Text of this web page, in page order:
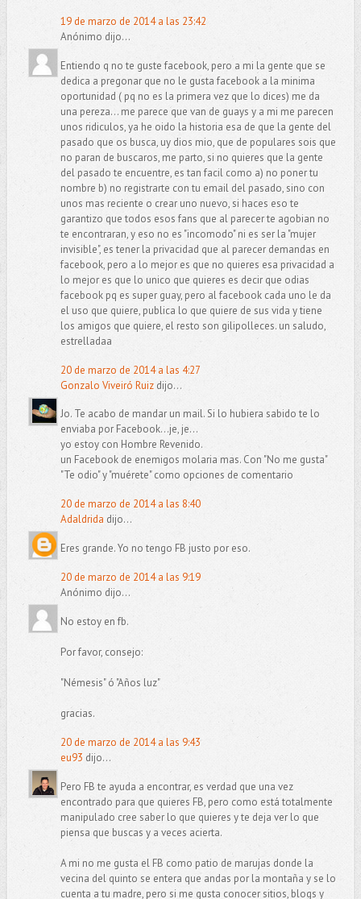
19 de marzo de 2014 a las 23:42
Anónimo dijo...
Entiendo q no te guste facebook, pero a mi la gente que se
dedica a pregonar que no le gusta facebook a la minima
oportunidad ( pq no es la primera vez que lo dices) me da
una pereza... me parece que van de guays y a mi me parecen
unos ridiculos, ya he oido la historia esa de que la gente del
pasado que os busca, uy dios mio, que de populares sois que
no paran de buscaros, me parto, si no quieres que la gente
del pasado te encuentre, es tan facil como a) no poner tu
nombre b) no registrarte con tu email del pasado, sino con
unos mas reciente o crear uno nuevo, si haces eso te
garantizo que todos esos fans que al parecer te agobian no
te encontraran, y eso no es "incomodo" ni es ser la "mujer
invisible", es tener la privacidad que al parecer demandas en
facebook, pero a lo mejor es que no quieres esa privacidad a
lo mejor es que lo unico que quieres es decir que odias
facebook pq es super guay, pero al facebook cada uno le da
el uso que quiere, publica lo que quiere de sus vida y tiene
los amigos que quiere, el resto son gilipolleces. un saludo,
estrelladaa
20 de marzo de 2014 a las 4:27
Gonzalo Viveiró Ruizdijo...
Jo. Te acabo de mandar un mail. Si lo hubiera sabido te lo
enviaba por Facebook...je, je...
yo estoy con Hombre Revenido.
un Facebook de enemigos molaria mas. Con "No me gusta"
"Te odio" y "muérete" como opciones de comentario
20 de marzo de 2014 a las 8:40
Adaldrida dijo...
Eres grande. Yo no tengo FB justo por eso.
20 de marzo de 2014 a las 9:19
Anónimo dijo...
No estoy en fb.
Por favor, consejo:
"Némesis" ó "Años luz"
gracias.
20 de marzo de 2014 a las 9:43
eu93 dijo...
Pero FB te ayuda a encontrar, es verdad que una vez
encontrado para que quieres FB, pero como está totalmente
manipulado cree saber lo que quieres y te deja ver lo que
piensa que buscas y a veces acierta.
A mi no me gusta el FB como patio de marujas donde la
vecina del quinto se entera que andas por la montaña y se lo
cuenta a tu madre, pero si me gusta conocer sitios, blogs y